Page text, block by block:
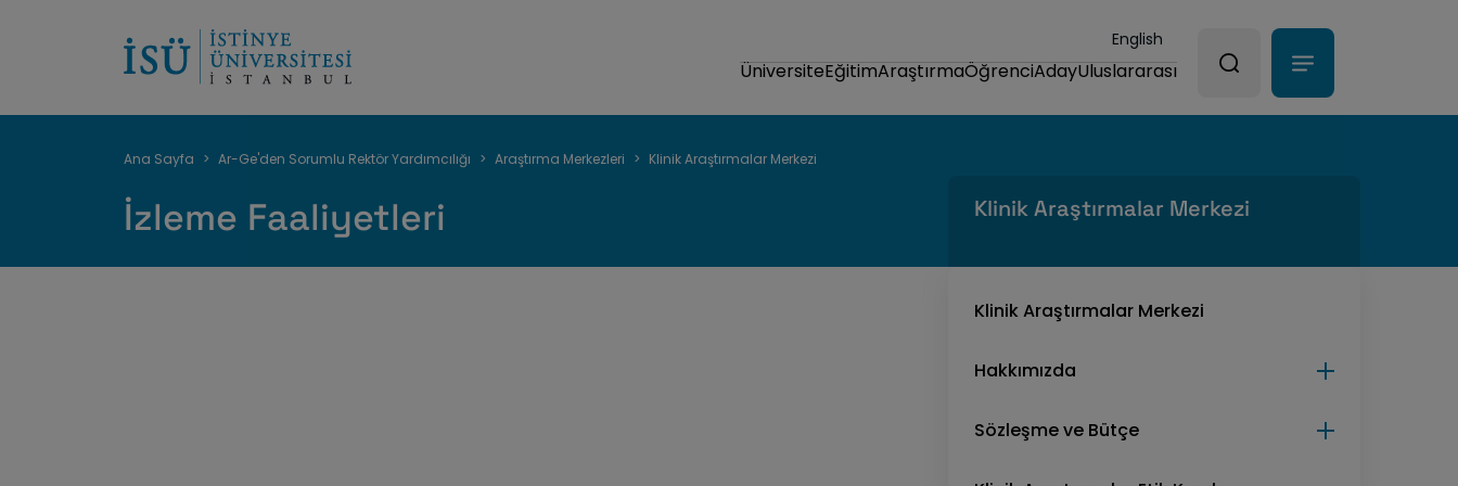
English
ÜniversiteEğitimAraştırmaÖğrenciAdayUluslararası
Sayfa
yolu
Ana Sayfa Ar-Ge'den Sorumlu Rektör Yardımcılığı Araştırma Merkezleri Klinik Araştırmalar Merkezi
İzleme Faaliyetleri Klinik Araştırmalar Merkezi
Klinik Araştırmalar Merkezi
Hakkımızda
Sözleşme ve Bütçe